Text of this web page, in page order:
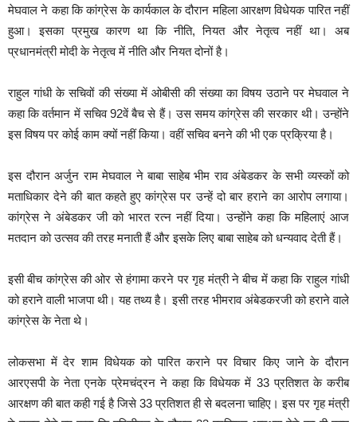
मेघवाल ने कहा कि कांग्रेस के कार्यकाल के दौरान महिला आरक्षण विधेयक पारित नहीं
हुआ। इसका प्रमुख कारण था कि नीति, नियत और नेतृत्व नहीं था। अब
प्रधानमंत्री मोदी के नेतृत्व में नीति और नियत दोनों है।
राहुल गांधी के सचिवों की संख्या में ओबीसी की संख्या का विषय उठाने पर मेघवाल ने
कहा कि वर्तमान में सचिव 92वें बैच से हैं। उस समय कांग्रेस की सरकार थी। उन्होंने
इस विषय पर कोई काम क्यों नहीं किया। वहीं सचिव बनने की भी एक प्रक्रिया है।
इस दौरान अर्जुन राम मेघवाल ने बाबा साहेब भीम राव अंबेडकर के सभी व्यस्कों को
मताधिकार देने की बात कहते हुए कांग्रेस पर उन्हें दो बार हराने का आरोप लगाया।
कांग्रेस ने अंबेडकर जी को भारत रत्न नहीं दिया। उन्होंने कहा कि महिलाएं आज
मतदान को उत्सव की तरह मनाती हैं और इसके लिए बाबा साहेब को धन्यवाद देती हैं।
इसी बीच कांग्रेस की ओर से हंगामा करने पर गृह मंत्री ने बीच में कहा कि राहुल गांधी
को हराने वाली भाजपा थी। यह तथ्य है। इसी तरह भीमराव अंबेडकरजी को हराने वाले
कांग्रेस के नेता थे।
लोकसभा में देर शाम विधेयक को पारित कराने पर विचार किए जाने के दौरान
आरएसपी के नेता एनके प्रेमचंद्रन ने कहा कि विधेयक में 33 प्रतिशत के करीब
आरक्षण की बात कही गई है जिसे 33 प्रतिशत ही से बदलना चाहिए। इस पर गृह मंत्री